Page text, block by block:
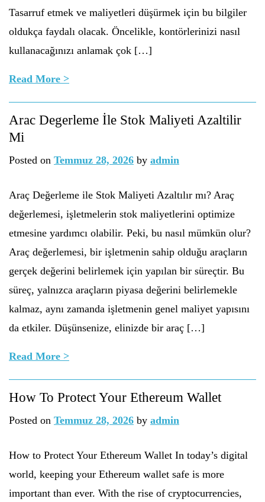
Tasarruf etmek ve maliyetleri düşürmek için bu bilgiler
oldukça faydalı olacak. Öncelikle, kontörlerinizi nasıl
kullanacağınızı anlamak çok […]
Read More >
Arac Degerleme İle Stok Maliyeti Azaltilir
Mi
Posted on Temmuz 28, 2026 by admin
Araç Değerleme ile Stok Maliyeti Azaltılır mı? Araç
değerlemesi, işletmelerin stok maliyetlerini optimize
etmesine yardımcı olabilir. Peki, bu nasıl mümkün olur?
Araç değerlemesi, bir işletmenin sahip olduğu araçların
gerçek değerini belirlemek için yapılan bir süreçtir. Bu
süreç, yalnızca araçların piyasa değerini belirlemekle
kalmaz, aynı zamanda işletmenin genel maliyet yapısını
da etkiler. Düşünsenize, elinizde bir araç […]
Read More >
How To Protect Your Ethereum Wallet
Posted on Temmuz 28, 2026 by admin
How to Protect Your Ethereum Wallet In today’s digital
world, keeping your Ethereum wallet safe is more
important than ever. With the rise of cryptocurrencies,